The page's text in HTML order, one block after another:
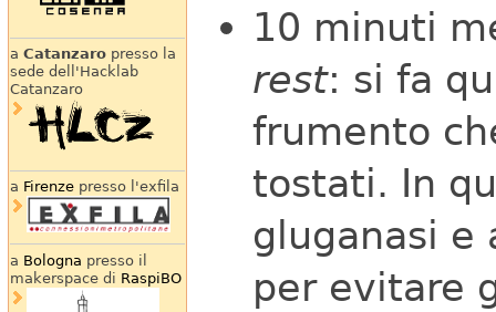
a Catanzaropresso la
sede dell'Hacklab
Catanzaro
a Firenzepresso l'exfila
a Bologna presso il
makerspace di RaspiBO
10 minuti
rest: si fa
frumento
tostati. In
gluganasi e
per evitare